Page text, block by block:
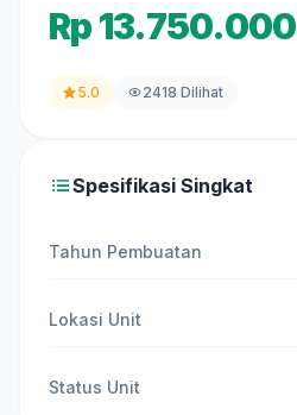
Rp 13.750.000
5.0 2418 Dilihat
Spesifikasi Singkat
Tahun Pembuatan
Lokasi Unit
Status Unit